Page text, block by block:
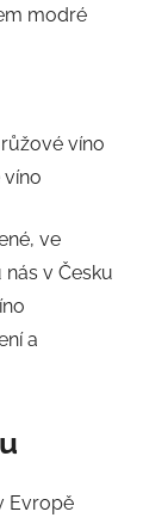
modré
víno
víno
ve
v Česku
a
Evropě